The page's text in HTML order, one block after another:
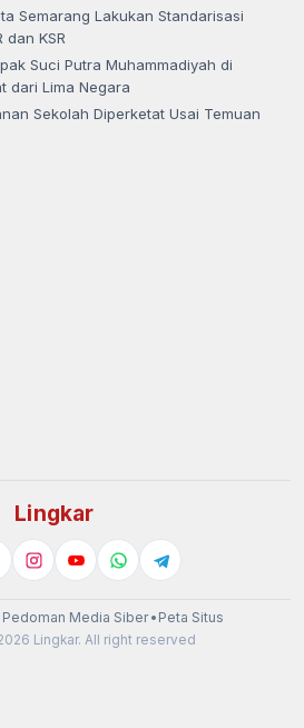
Semarang Lakukan Standarisasi
dan KSR
Suci Putra Muhammadiyah di
dari Lima Negara
Sekolah Diperketat Usai Temuan
Lingkar
Pedoman Media Siber• Peta Situs
Lingkar. All right reserved